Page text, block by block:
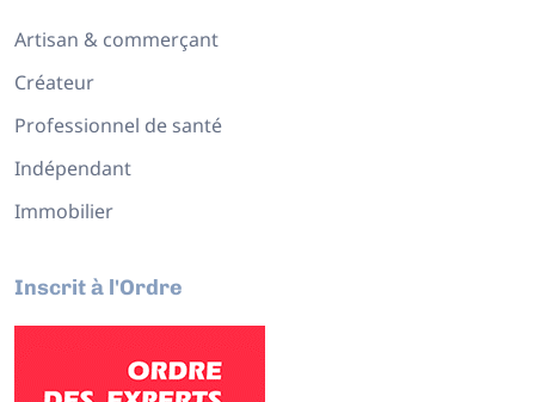
Artisan & commerçant
Créateur
Professionnel de santé
Indépendant
Immobilier
Inscrit à l'Ordre